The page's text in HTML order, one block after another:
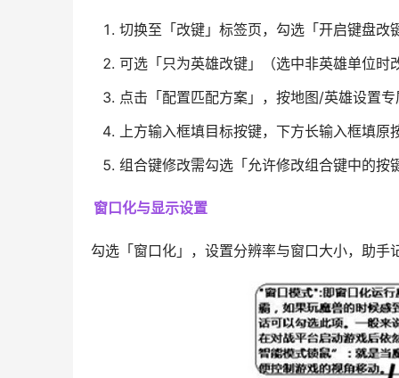
切换至「改键」标签页，勾选「开启键盘改
可选「只为英雄改键」（选中非英雄单位时
点击「配置匹配方案」，按地图/英雄设置专
上方输入框填目标按键，下方长输入框填原
组合键修改需勾选「允许修改组合键中的按
窗口化与显示设置
勾选「窗口化」，设置分辨率与窗口大小，助手